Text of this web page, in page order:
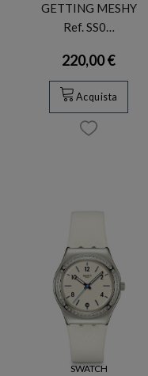
GETTING MESHY
Ref. SS0…
220,00 €
Acquista
SWATCH